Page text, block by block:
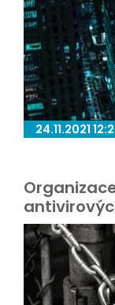
24.11.2021